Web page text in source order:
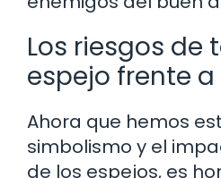
Los riesgos de
espejo frente
Ahora que hemos
simbolismo y el
de los espejos, es